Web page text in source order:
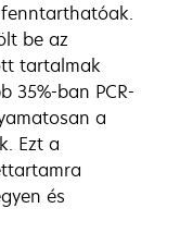
be az
tartalmak
35%-ban PCR-
a
Ezt a
és